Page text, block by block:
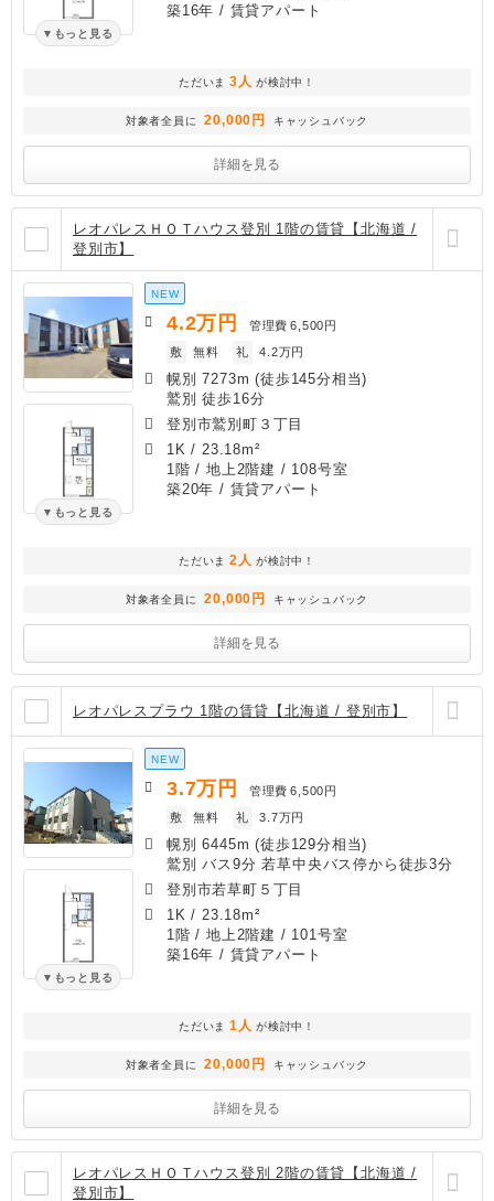
もっと見る
築16年 / 賃貸アパート
ただいま 3人 が検討中！
対象者全員に 20,000円 キャッシュバック
詳細を見る
レオパレスＨＯＴハウス登別 1階の賃貸【北海道 /
登別市】
もっと見る
NEW
4.2万円 管理費 6,500円
敷
無料 礼 4.2万円
幌別 7273m (徒歩145分相当)
鷲別 徒歩16分
登別市鷲別町３丁目
1K / 23.18m²
1階 / 地上2階建 / 108号室
築20年 / 賃貸アパート
ただいま 2人 が検討中！
対象者全員に 20,000円 キャッシュバック
詳細を見る
レオパレスプラウ 1階の賃貸【北海道 / 登別市】
もっと見る
NEW
3.7万円 管理費 6,500円
敷
無料 礼 3.7万円
幌別 6445m (徒歩129分相当)
鷲別 バス9分 若草中央バス停から徒歩3分
登別市若草町５丁目
1K / 23.18m²
1階 / 地上2階建 / 101号室
築16年 / 賃貸アパート
ただいま 1人 が検討中！
対象者全員に 20,000円 キャッシュバック
詳細を見る
レオパレスＨＯＴハウス登別 2階の賃貸【北海道 /
登別市】